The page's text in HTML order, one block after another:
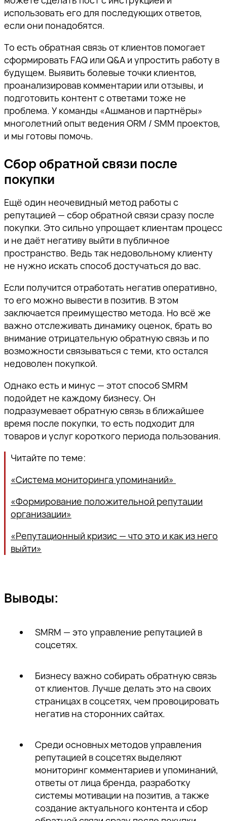
использовать его для последующих ответов,
если они понадобятся.
То есть обратная связь от клиентов помогает
сформировать FAQ или Q&A и упростить работу в
будущем. Выявить болевые точки клиентов,
проанализировав комментарии или отзывы, и
подготовить контент с ответами тоже не
проблема. У команды «Ашманов и партнёры»
многолетний опыт ведения ORM / SMM проектов,
и мы готовы помочь.
Сбор обратной связи после
покупки
Ещё один неочевидный метод работы с
репутацией — сбор обратной связи сразу после
покупки. Это сильно упрощает клиентам процесс
и не даёт негативу выйти в публичное
пространство. Ведь так недовольному клиенту
не нужно искать способ достучаться до вас.
Если получится отработать негатив оперативно,
то его можно вывести в позитив. В этом
заключается преимущество метода. Но всё же
важно отслеживать динамику оценок, брать во
внимание отрицательную обратную связь и по
возможности связываться с теми, кто остался
недоволен покупкой.
Однако есть и минус — этот способ SMRM
подойдет не каждому бизнесу. Он
подразумевает обратную связь в ближайшее
время после покупки, то есть подходит для
товаров и услуг короткого периода пользования.
Читайте по теме:
«Система мониторинга упоминаний»
«Формирование положительной репутации
организации»
«Репутационный кризис — что это и как из него
выйти»
Выводы:
SMRM — это управление репутацией в
соцсетях.
Бизнесу важно собирать обратную связь
от клиентов. Лучше делать это на своих
страницах в соцсетях, чем провоцировать
негатив на сторонних сайтах.
Среди основных методов управления
репутацией в соцсетях выделяют
мониторинг комментариев и упоминаний,
ответы от лица бренда, разработку
системы мотивации на позитив, а также
создание актуального контента и сбор